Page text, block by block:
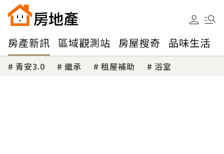
房產新訊 區域觀測站 房屋搜奇 品味生活
青安3.0 繼承 租屋補助 浴室